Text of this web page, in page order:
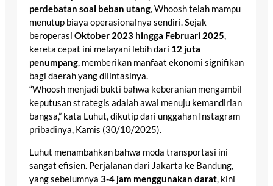
perdebatan soal beban utang, Whoosh telah mampu
menutup biaya operasionalnya sendiri. Sejak
beroperasi Oktober 2023 hingga Februari 2025,
kereta cepat ini melayani lebih dari 12 juta
penumpang, memberikan manfaat ekonomi signifikan
bagi daerah yang dilintasinya.
“Whoosh menjadi bukti bahwa keberanian mengambil
keputusan strategis adalah awal menuju kemandirian
bangsa,” kata Luhut, dikutip dari unggahan Instagram
pribadinya, Kamis (30/10/2025).
Luhut menambahkan bahwa moda transportasi ini
sangat efisien. Perjalanan dari Jakarta ke Bandung,
yang sebelumnya 3-4 jam menggunakan darat, kini